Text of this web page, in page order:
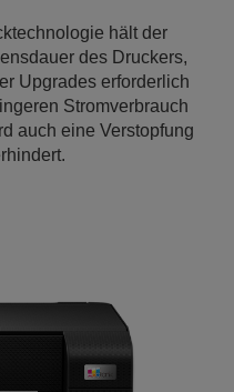
hält der
des Druckers,
Upgrades erforderlich
Stromverbrauch
auch eine Verstopfung